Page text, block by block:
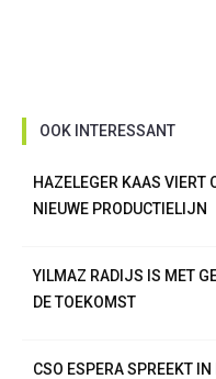
OOK INTERESSANT
HAZELEGER KAAS VIERT
NIEUWE PRODUCTIELIJN
YILMAZ RADIJS IS MET
DE TOEKOMST
CSO ESPERA SPREEKT